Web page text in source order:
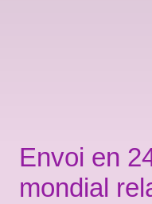
Envoi en
mondial